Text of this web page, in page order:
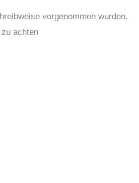
vorgenommen wurden.
achten